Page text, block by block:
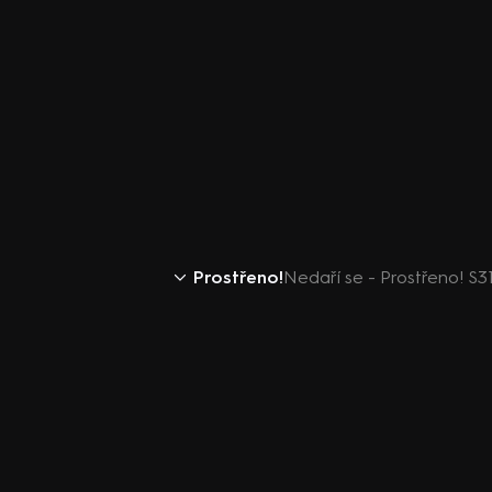
Prostřeno!Nedaří se - Prostřeno!